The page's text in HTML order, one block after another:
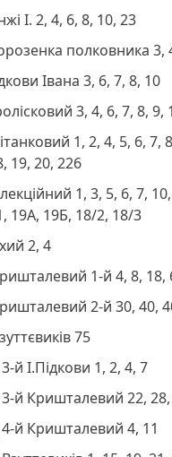
І. 2, 4, 6, 8, 10, 23
полковника 3,
Івана 3, 6, 7, 8, 10
3, 4, 6, 7, 8, 9,
1, 2, 4, 5, 6, 7,
19, 20, 226
1, 3, 5, 6, 7,
19А, 19Б, 18/2, 18/3
2, 4
1-й 4, 8, 18,
2-й 30, 40,
75
й І.Підкови 1, 2, 4, 7
3-й Кришталевий 22,
4-й Кришталевий 4, 11